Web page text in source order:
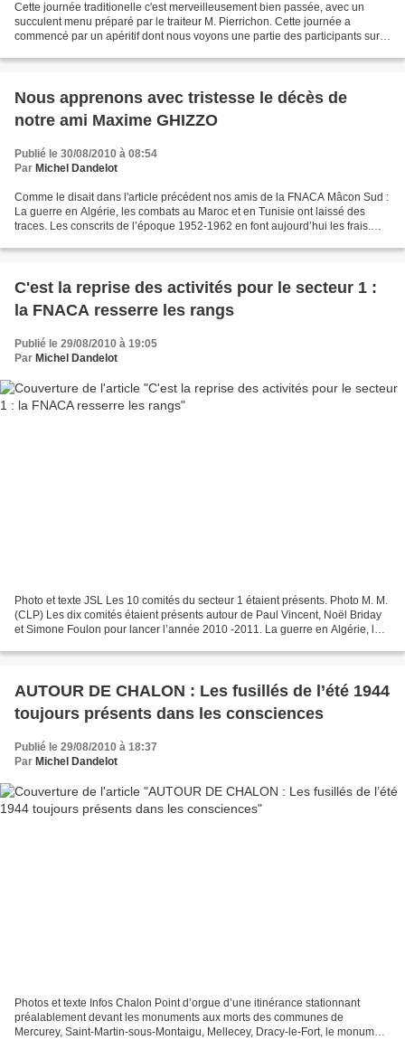
Cette journée traditionelle c'est merveilleusement bien passée, avec un
succulent menu préparé par le traiteur M. Pierrichon. Cette journée a
commencé par un apéritif dont nous voyons une partie des participants sur
Nous apprenons avec tristesse le décès de
notre ami Maxime GHIZZO
Publié le 30/08/2010 à 08:54
Par Michel Dandelot
Comme le disait dans l'article précédent nos amis de la FNACA Mâcon Sud :
La guerre en Algérie, les combats au Maroc et en Tunisie ont laissé des
traces. Les conscrits de l’époque 1952-1962 en font aujourd’hui les frais.
C'est la reprise des activités pour le secteur 1 :
la FNACA resserre les rangs
Publié le 29/08/2010 à 19:05
Par Michel Dandelot
Photo et texte JSL Les 10 comités du secteur 1 étaient présents. Photo M. M.
(CLP) Les dix comités étaient présents autour de Paul Vincent, Noël Briday
et Simone Foulon pour lancer l’année 2010 -2011. La guerre en Algérie, les
AUTOUR DE CHALON : Les fusillés de l’été 1944
toujours présents dans les consciences
Publié le 29/08/2010 à 18:37
Par Michel Dandelot
Photos et texte Infos Chalon Point d’orgue d’une itinérance stationnant
préalablement devant les monuments aux morts des communes de
Mercurey, Saint-Martin-sous-Montaigu, Mellecey, Dracy-le-Fort, le monument